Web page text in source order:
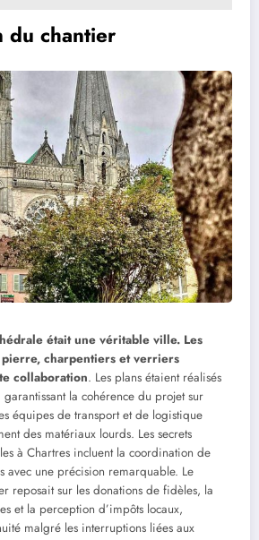
du chantier
était une véritable ville. Les
charpentiers et verriers
collaboration. Les plans étaient réalisés
la cohérence du projet sur
équipes de transport et de logistique
des matériaux lourds. Les secrets
à Chartres incluent la coordination de
avec une précision remarquable. Le
reposait sur les donations de fidèles, la
et la perception d’impôts locaux,
malgré les interruptions liées aux